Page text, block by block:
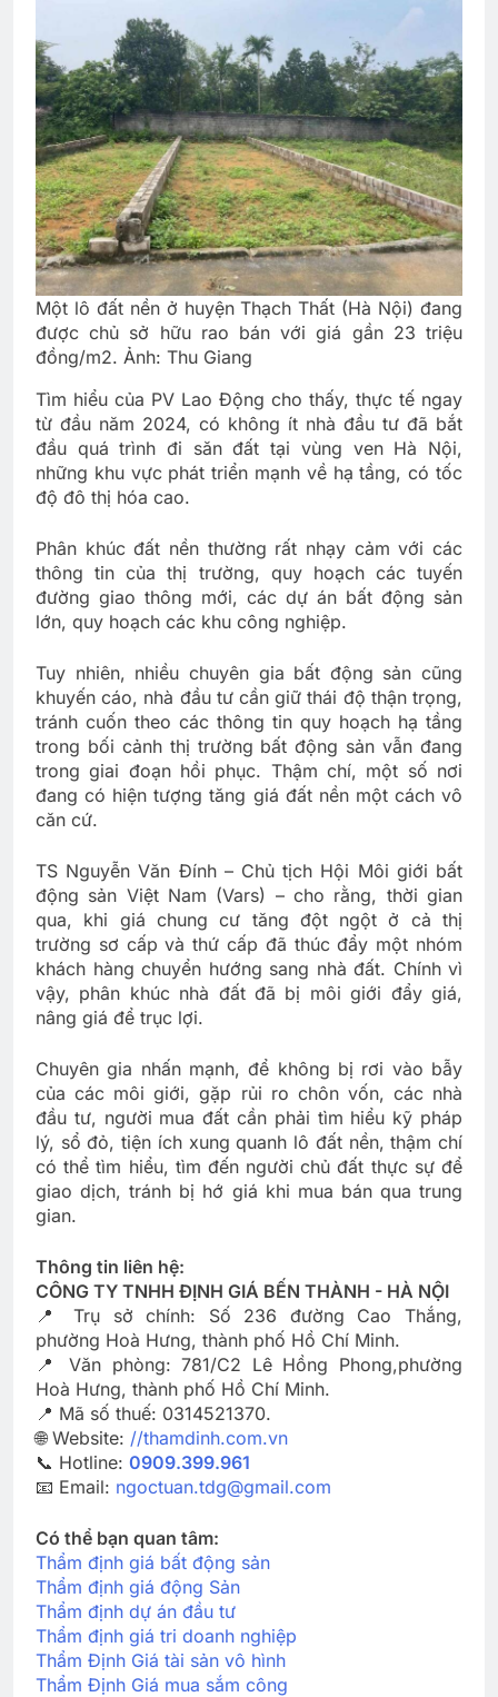
Một lô đất nền ở huyện Thạch Thất (Hà Nội) đang
được chủ sở hữu rao bán với giá gần 23 triệu
đồng/m2. Ảnh: Thu Giang
Tìm hiểu của PV Lao Động cho thấy, thực tế ngay
từ đầu năm 2024, có không ít nhà đầu tư đã bắt
đầu quá trình đi săn đất tại vùng ven Hà Nội,
những khu vực phát triển mạnh về hạ tầng, có tốc
độ đô thị hóa cao.
Phân khúc đất nền thường rất nhạy cảm với các
thông tin của thị trường, quy hoạch các tuyến
đường giao thông mới, các dự án bất động sản
lớn, quy hoạch các khu công nghiệp.
Tuy nhiên, nhiều chuyên gia bất động sản cũng
khuyến cáo, nhà đầu tư cần giữ thái độ thận trọng,
tránh cuốn theo các thông tin quy hoạch hạ tầng
trong bối cảnh thị trường bất động sản vẫn đang
trong giai đoạn hồi phục. Thậm chí, một số nơi
đang có hiện tượng tăng giá đất nền một cách vô
căn cứ.
TS Nguyễn Văn Đính – Chủ tịch Hội Môi giới bất
động sản Việt Nam (Vars) – cho rằng, thời gian
qua, khi giá chung cư tăng đột ngột ở cả thị
trường sơ cấp và thứ cấp đã thúc đẩy một nhóm
khách hàng chuyển hướng sang nhà đất. Chính vì
vậy, phân khúc nhà đất đã bị môi giới đẩy giá,
nâng giá để trục lợi.
Chuyên gia nhấn mạnh, để không bị rơi vào bẫy
của các môi giới, gặp rủi ro chôn vốn, các nhà
đầu tư, người mua đất cần phải tìm hiểu kỹ pháp
lý, sổ đỏ, tiện ích xung quanh lô đất nền, thậm chí
có thể tìm hiểu, tìm đến người chủ đất thực sự để
giao dịch, tránh bị hớ giá khi mua bán qua trung
gian.
Thông tin liên hệ:
CÔNG TY TNHH ĐỊNH GIÁ BẾN THÀNH - HÀ NỘI
📍 Trụ sở chính: Số 236 đường Cao Thắng,
phường Hoà Hưng, thành phố Hồ Chí Minh.
📍 Văn phòng: 781/C2 Lê Hồng Phong,phường
Hoà Hưng, thành phố Hồ Chí Minh.
📍 Mã số thuế: 0314521370.
🌐 Website: //thamdinh.com.vn
📞 Hotline: 0909.399.961
📧 Email: ngoctuan.tdg@gmail.com
Có thể bạn quan tâm:
Thẩm định giá bất động sản
Thẩm định giá động Sản
Thẩm định dự án đầu tư
Thẩm định giá tri doanh nghiệp
Thẩm Định Giá tài sản vô hình
Thẩm Định Giá mua sắm công